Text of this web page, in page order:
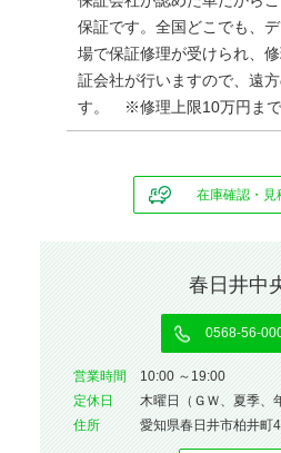
保証です。全国どこでも、
場で保証修理が受けられ、
証会社が行いますので、遠
す。 ※修理上限10万円まで
在庫確認・見
春日井中
0568-56-
営業時間
10:00 ～19:00
定休⽇
木曜日（ＧＷ、夏季、
住所
愛知県春日井市柏井町